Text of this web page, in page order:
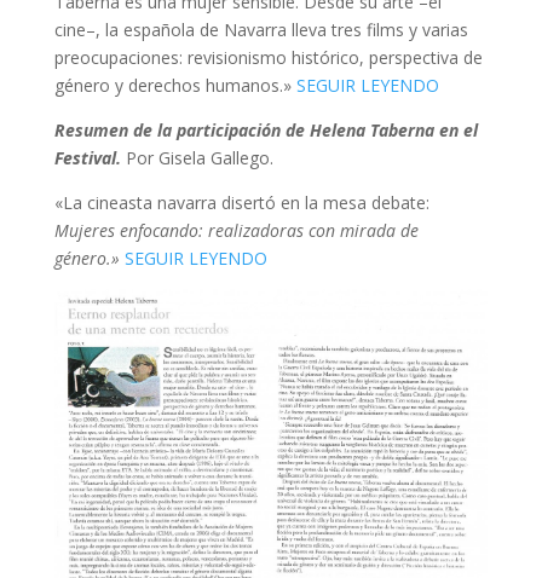
cine–, la española de Navarra lleva tres films y varias
preocupaciones: revisionismo histórico, perspectiva de
género y derechos humanos.» SEGUIR LEYENDO
Resumen de la participación de Helena Taberna en el
Festival. Por Gisela Gallego.
«La cineasta navarra disertó en la mesa debate:
Mujeres enfocando: realizadoras con mirada de
género.» SEGUIR LEYENDO